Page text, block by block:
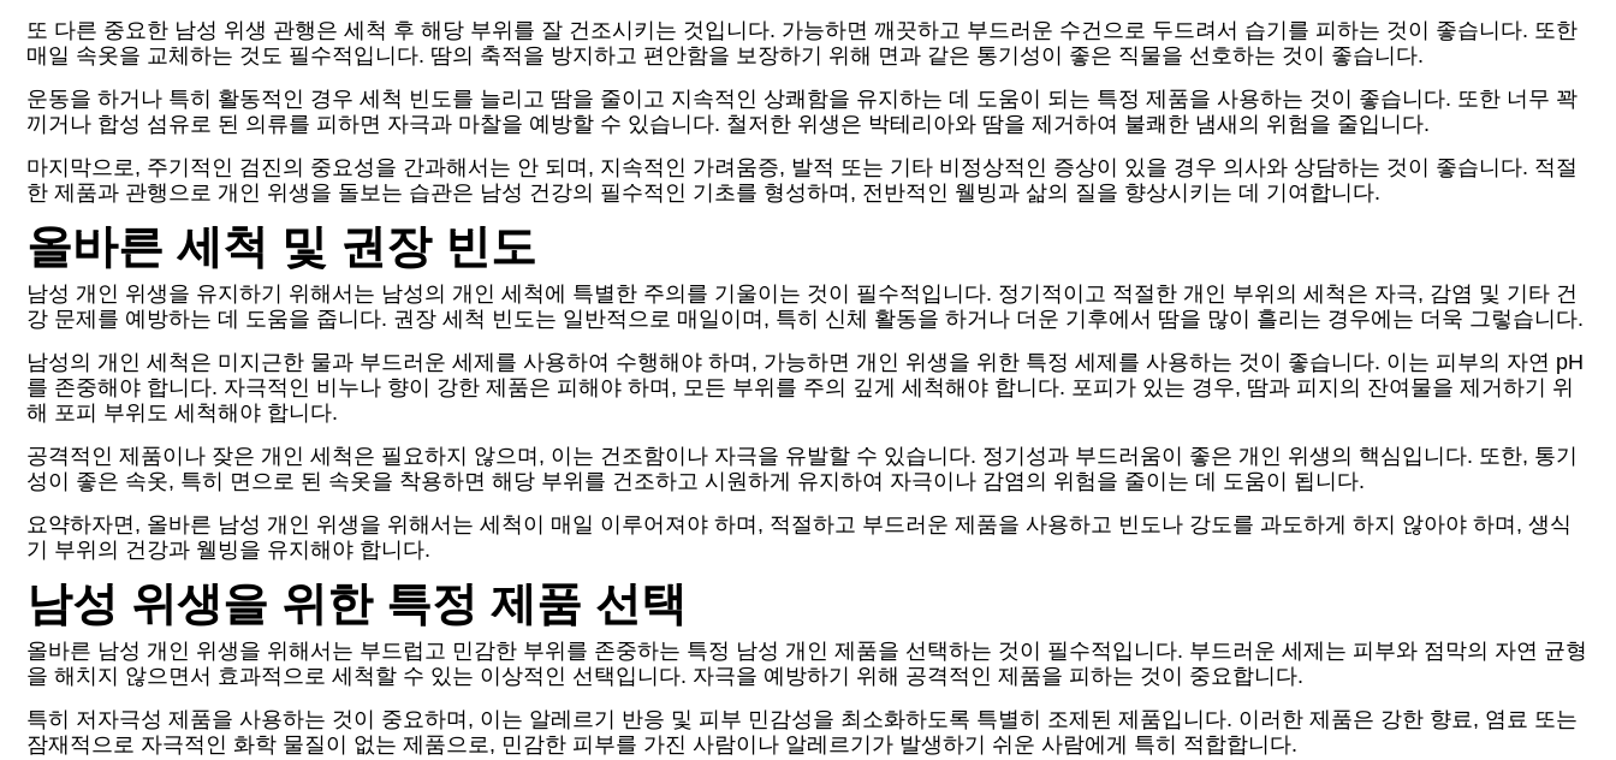
또 다른 중요한 남성 위생 관행은 세척 후 해당 부위를 잘 건조시키는 것입니다. 가능하면 깨끗하고 부드러운 수건으로 두드려서 습기를 피하는 것이 좋습니다. 또한
매일 속옷을 교체하는 것도 필수적입니다. 땀의 축적을 방지하고 편안함을 보장하기 위해 면과 같은 통기성이 좋은 직물을 선호하는 것이 좋습니다.
운동을 하거나 특히 활동적인 경우 세척 빈도를 늘리고 땀을 줄이고 지속적인 상쾌함을 유지하는 데 도움이 되는 특정 제품을 사용하는 것이 좋습니다. 또한 너무 꽉
끼거나 합성 섬유로 된 의류를 피하면 자극과 마찰을 예방할 수 있습니다. 철저한 위생은 박테리아와 땀을 제거하여 불쾌한 냄새의 위험을 줄입니다.
마지막으로, 주기적인 검진의 중요성을 간과해서는 안 되며, 지속적인 가려움증, 발적 또는 기타 비정상적인 증상이 있을 경우 의사와 상담하는 것이 좋습니다. 적절
한 제품과 관행으로 개인 위생을 돌보는 습관은 남성 건강의 필수적인 기초를 형성하며, 전반적인 웰빙과 삶의 질을 향상시키는 데 기여합니다.
올바른 세척 및 권장 빈도
남성 개인 위생을 유지하기 위해서는 남성의 개인 세척에 특별한 주의를 기울이는 것이 필수적입니다. 정기적이고 적절한 개인 부위의 세척은 자극, 감염 및 기타 건
강 문제를 예방하는 데 도움을 줍니다. 권장 세척 빈도는 일반적으로 매일이며, 특히 신체 활동을 하거나 더운 기후에서 땀을 많이 흘리는 경우에는 더욱 그렇습니다.
남성의 개인 세척은 미지근한 물과 부드러운 세제를 사용하여 수행해야 하며, 가능하면 개인 위생을 위한 특정 세제를 사용하는 것이 좋습니다. 이는 피부의 자연 pH
를 존중해야 합니다. 자극적인 비누나 향이 강한 제품은 피해야 하며, 모든 부위를 주의 깊게 세척해야 합니다. 포피가 있는 경우, 땀과 피지의 잔여물을 제거하기 위
해 포피 부위도 세척해야 합니다.
공격적인 제품이나 잦은 개인 세척은 필요하지 않으며, 이는 건조함이나 자극을 유발할 수 있습니다. 정기성과 부드러움이 좋은 개인 위생의 핵심입니다. 또한, 통기
성이 좋은 속옷, 특히 면으로 된 속옷을 착용하면 해당 부위를 건조하고 시원하게 유지하여 자극이나 감염의 위험을 줄이는 데 도움이 됩니다.
요약하자면, 올바른 남성 개인 위생을 위해서는 세척이 매일 이루어져야 하며, 적절하고 부드러운 제품을 사용하고 빈도나 강도를 과도하게 하지 않아야 하며, 생식
기 부위의 건강과 웰빙을 유지해야 합니다.
남성 위생을 위한 특정 제품 선택
올바른 남성 개인 위생을 위해서는 부드럽고 민감한 부위를 존중하는 특정 남성 개인 제품을 선택하는 것이 필수적입니다. 부드러운 세제는 피부와 점막의 자연 균형
을 해치지 않으면서 효과적으로 세척할 수 있는 이상적인 선택입니다. 자극을 예방하기 위해 공격적인 제품을 피하는 것이 중요합니다.
특히 저자극성 제품을 사용하는 것이 중요하며, 이는 알레르기 반응 및 피부 민감성을 최소화하도록 특별히 조제된 제품입니다. 이러한 제품은 강한 향료, 염료 또는
잠재적으로 자극적인 화학 물질이 없는 제품으로, 민감한 피부를 가진 사람이나 알레르기가 발생하기 쉬운 사람에게 특히 적합합니다.